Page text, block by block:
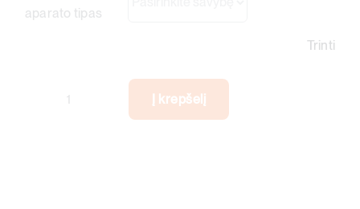
aparato tipas
Trinti
Į krepšelį